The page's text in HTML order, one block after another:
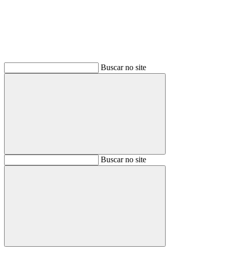
Buscar no site
BuscarBuscar no site
Buscar